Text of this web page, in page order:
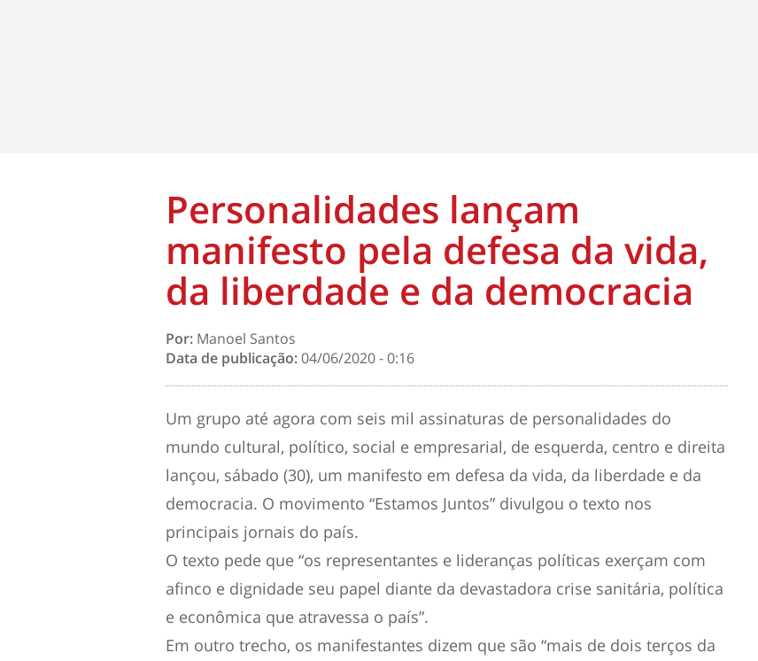
Personalidades lançam
manifesto pela defesa da vida,
da liberdade e da democracia
Por: Manoel Santos
Data de publicação:04/06/2020 - 0:16
Um grupo até agora com seis mil assinaturas de personalidades do
mundo cultural, político, social e empresarial, de esquerda, centro e direita
lançou, sábado (30), um manifesto em defesa da vida, da liberdade e da
democracia. O movimento “Estamos Juntos” divulgou o texto nos
principais jornais do país.
O texto pede que “os representantes e lideranças políticas exerçam com
afinco e dignidade seu papel diante da devastadora crise sanitária, política
e econômica que atravessa o país”.
Em outro trecho, os manifestantes dizem que são “mais de dois terços da